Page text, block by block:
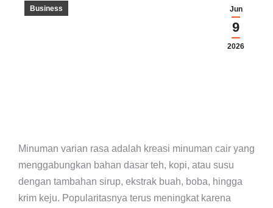
Jun
9
2026
Business
Minuman varian rasa adalah kreasi minuman cair yang
menggabungkan bahan dasar teh, kopi, atau susu
dengan tambahan sirup, ekstrak buah, boba, hingga
krim keju. Popularitasnya terus meningkat karena